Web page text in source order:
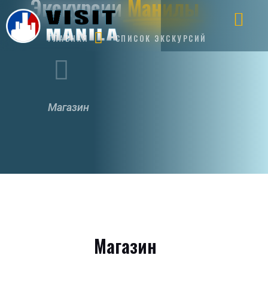
Экскурсии Манилы
ГЛАВНАЯ СПИСОК ЭКСКУРСИЙ
Магазин
Магазин